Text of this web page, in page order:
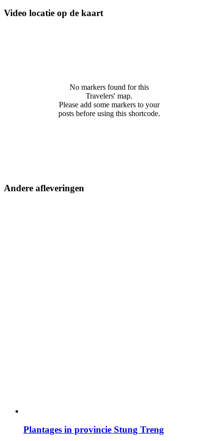
Video locatie op de kaart
No markers found for this
Travelers' map.
Please add some markers to your
posts before using this shortcode.
Andere afleveringen
Plantages in provincie Stung Treng